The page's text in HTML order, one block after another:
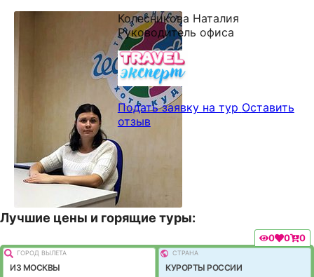
Колесникова Наталия
Руководитель офиса
Подать заявку на тур Оставить
отзыв
Лучшие цены и горящие туры:
0 0 0
ГОРОД ВЫЛEТА
ИЗ МОСКВЫ
СТРАНА
КУРОРТЫ РОССИИ